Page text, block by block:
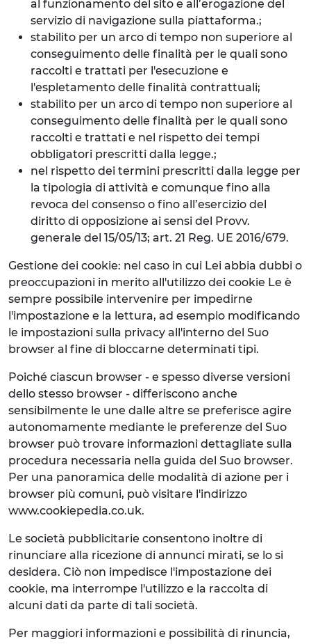
al funzionamento del sito e all’erogazione del
servizio di navigazione sulla piattaforma.;
stabilito per un arco di tempo non superiore al
conseguimento delle finalità per le quali sono
raccolti e trattati per l'esecuzione e
l'espletamento delle finalità contrattuali;
stabilito per un arco di tempo non superiore al
conseguimento delle finalità per le quali sono
raccolti e trattati e nel rispetto dei tempi
obbligatori prescritti dalla legge.;
nel rispetto dei termini prescritti dalla legge per
la tipologia di attività e comunque fino alla
revoca del consenso o fino all’esercizio del
diritto di opposizione ai sensi del Provv.
generale del 15/05/13; art. 21 Reg. UE 2016/679.
Gestione dei cookie: nel caso in cui Lei abbia dubbi o
preoccupazioni in merito all'utilizzo dei cookie Le è
sempre possibile intervenire per impedirne
l'impostazione e la lettura, ad esempio modificando
le impostazioni sulla privacy all'interno del Suo
browser al fine di bloccarne determinati tipi.
Poiché ciascun browser - e spesso diverse versioni
dello stesso browser - differiscono anche
sensibilmente le une dalle altre se preferisce agire
autonomamente mediante le preferenze del Suo
browser può trovare informazioni dettagliate sulla
procedura necessaria nella guida del Suo browser.
Per una panoramica delle modalità di azione per i
browser più comuni, può visitare l'indirizzo
www.cookiepedia.co.uk.
Le società pubblicitarie consentono inoltre di
rinunciare alla ricezione di annunci mirati, se lo si
desidera. Ciò non impedisce l'impostazione dei
cookie, ma interrompe l'utilizzo e la raccolta di
alcuni dati da parte di tali società.
Per maggiori informazioni e possibilità di rinuncia,